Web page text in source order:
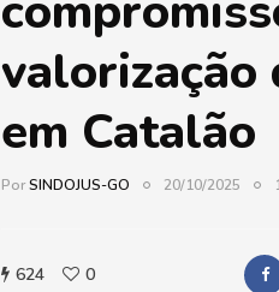
valorização
em Catalão
PorSINDOJUS-GO 20/10/2025
624 0